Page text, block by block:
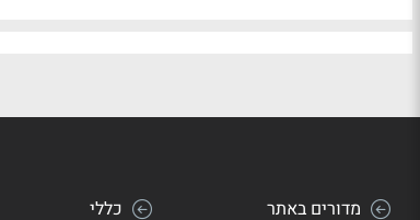
מדורים באתר כללי